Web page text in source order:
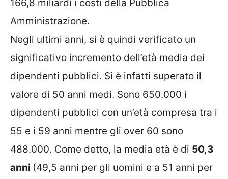
166,8 miliardi i costi della Pubblica
Amministrazione.
Negli ultimi anni, si è quindi verificato un
significativo incremento dell’età media dei
dipendenti pubblici. Si è infatti superato il
valore di 50 anni medi. Sono 650.000 i
dipendenti pubblici con un’età compresa tra i
55 e i 59 anni mentre gli over 60 sono
488.000. Come detto, la media età è di 50,3
anni (49,5 anni per gli uomini e a 51 anni per